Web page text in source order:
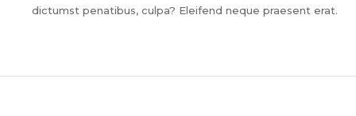
dictumst penatibus, culpa? Eleifend neque praesent erat.